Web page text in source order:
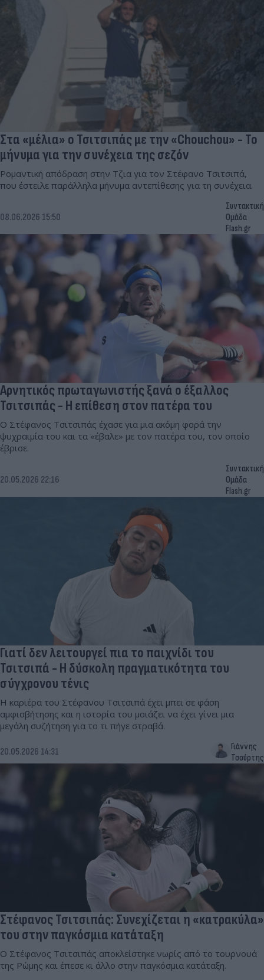
Στα «μέλια» ο Τσιτσιπάς με την «Chouchou» - Το
μήνυμα για την συνέχεια της σεζόν
Ρομαντική απόδραση στην Τζια για τον Στέφανο Τσιτσιπά,
που έστειλε παράλληλα μήνυμα αντεπίθεσης για τη συνέχεια.
08.06.2026 15:50
Συντακτική
Ομάδα
Flash.gr
Αρνητικός πρωταγωνιστής ξανά ο έξαλλος
Τσιτσιπάς - Η επίθεση στον πατέρα του
Ο Στέφανος Τσιτσιπα΄ς έχασε για μια ακόμη φορά την
ψυχραιμία του και τα «έβαλε» με τον πατέρα του, τον οποίο
έβρισε.
20.05.2026 22:16
Συντακτική
Ομάδα
Flash.gr
Γιατί δεν λειτουργεί πια το παιχνίδι του
Τσιτσιπά - Η δύσκολη πραγματικότητα του
σύγχρονου τένις
Η καριέρα του Στέφανου Τσιτσιπά έχει μπει σε φάση
αμφισβήτησης και η ιστορία του μοιάζει να έχει γίνει μια
μεγάλη συζήτηση για το τι πήγε στραβά.
20.05.2026 14:31
Γιάννης
Τσούρτης
Στέφανος Τσιτσιπάς: Συνεχίζεται η «κατρακύλα»
του στην παγκόσμια κατάταξη
Ο Στέφανος Τσιτσιπάς αποκλείστηκε νωρίς από το τουρνουά
της Ρώμης και έπεσε κι άλλο στην παγκόσμια κατάταξη.